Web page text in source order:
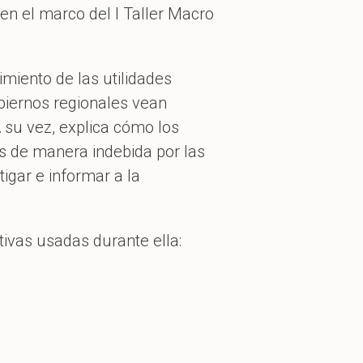
el marco del I Taller Macro
de las utilidades
regionales vean
vez, explica cómo los
de manera indebida por las
e informar a la
usadas durante ella: